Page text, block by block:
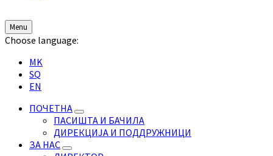
Menu
Choose language:
MK
SQ
EN
ПОЧЕТНА
ПАСИШТА И БАЧИЛА
ДИРЕКЦИЈА И ПОДДРУЖНИЦИ
ЗА НАС